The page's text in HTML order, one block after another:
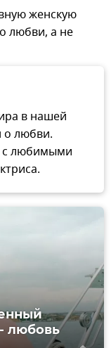
женскую
любви, а не
в нашей
о любви.
с любимыми
любовь